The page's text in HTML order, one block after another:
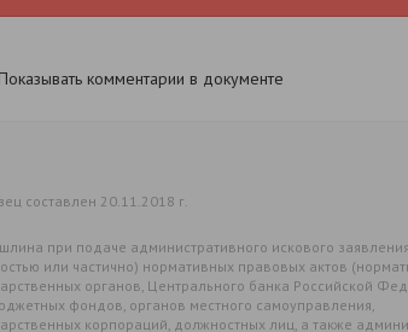
Показывать комментарии в документе
составлен 20.11.2018 г.
при подаче административного искового
или частично) нормативных правовых актов
органов, Центрального банка Российской
фондов, органов местного самоуправления,
корпораций, должностных лиц, а также